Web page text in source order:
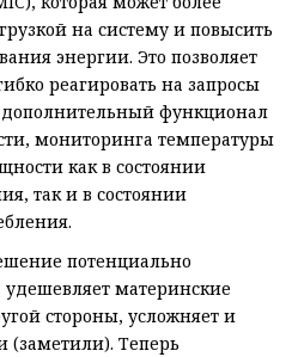
на систему и повысить
энергии. Это позволяет
реагировать на запросы
дополнительный функционал
мониторинга температуры
как в состоянии
так и в состоянии
потенциально
удешевляет материнские
стороны, усложняет и
(заметили). Теперь